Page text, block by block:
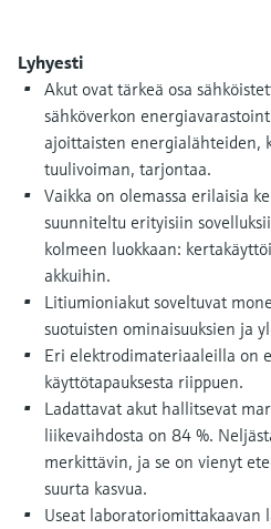
Löydä tuotekohtaiset tiedot ja
dokumentaatio.
Varaosahaku
Löydä varaosat tuotteen juuren,
tai sarjanumeron perusteella.
Memosens technology
Näytä kaikki
läpinäkyvyyden ansiosta
Lyhyesti
Akut ovat tärkeä osa
sähköverkon
ajoittaisten energialähteiden,
tuulivoiman, tarjontaa.
Vaikka on olemassa erilaisia
suunniteltu erityisiin
kolmeen luokkaan:
akkuihin.
Litiumioniakut soveltuvat
suotuisten ominaisuuksien ja
Eri elektrodimateriaaleilla on
käyttötapauksesta riippuen.
Ladattavat akut hallitsevat
liikevaihdosta on 84 %.
merkittävin, ja se on vienyt
suurta kasvua.
Useat laboratoriomittakaavan